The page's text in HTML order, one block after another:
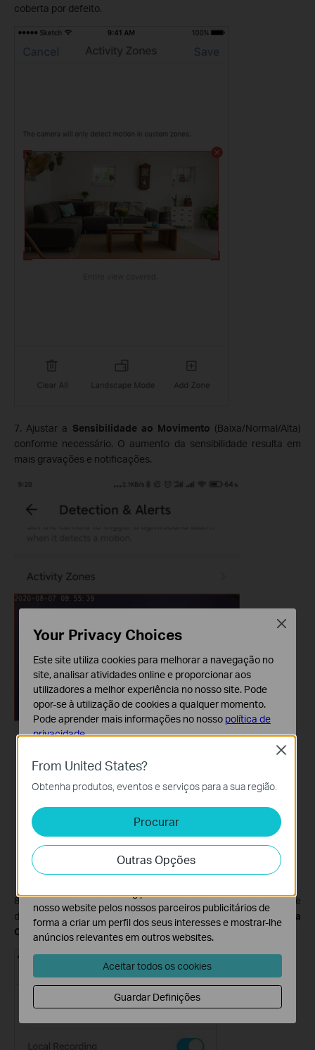
coberta por defeito.
7. Ajustar a Sensibilidade ao Movimento (Baixa/Normal/Alta)
conforme necessário. O aumento da sensibilidade resulta em
mais gravações e notificações.
8. Depois de editar as definições de detecção da câmara, pode
definir o
Programa de Gravação na página
Definições da
Câmara
para Detecção de Movimento , conforme necessário
From United States?
Obtenha produtos, eventos e serviços para a sua região.
Procurar
Outras Opções
Close
Your Privacy Choices
Este site utiliza cookies para melhorar a navegação no
site, analisar atividades online e proporcionar aos
utilizadores a melhor experiência no nosso site. Pode
opor-se à utilização de cookies a qualquer momento.
Pode aprender mais informações no nosso política de
privacidade.
Os cookies são necessários para o funcionamento do
website e não podem ser desativados nos seus
Cookies de Análise e Marketing
Os cookies de analise permite-nos analisar as suas
atividades no nosso website para melhorar e ajustar a
funcionalidade do nosso website.
O cookies de marketing podem ser definidos através do
nosso website pelos nossos parceiros publicitários de
forma a criar um perfil dos seus interesses e mostrar-lhe
anúncios relevantes em outros websites.
Aceitar todos os cookies
Guardar Definições
Close